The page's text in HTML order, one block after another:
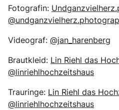
Fotografin:
Videograf: @jan_harenberg
Brautkleid: Lin Riehl das
@linriehlhochzeitshaus
Trauringe: Lin Riehl das
@linriehlhochzeitshaus